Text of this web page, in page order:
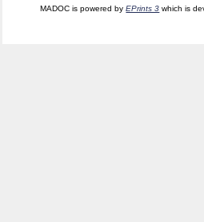
MADOC is powered byEPrints 3 which is